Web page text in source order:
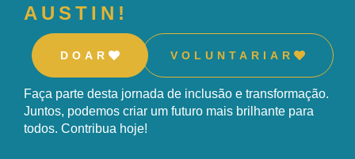
AUSTIN!
DOAR VOLUNTARIAR
Faça parte desta jornada de inclusão e transformação.
Juntos, podemos criar um futuro mais brilhante para
todos. Contribua hoje!